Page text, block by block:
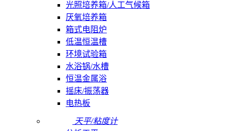
光照培养箱/人工气候箱
厌氧培养箱
箱式电阻炉
低温恒温槽
环境试验箱
水浴锅/水槽
恒温金属浴
摇床/振荡器
电热板
天平/粘度计